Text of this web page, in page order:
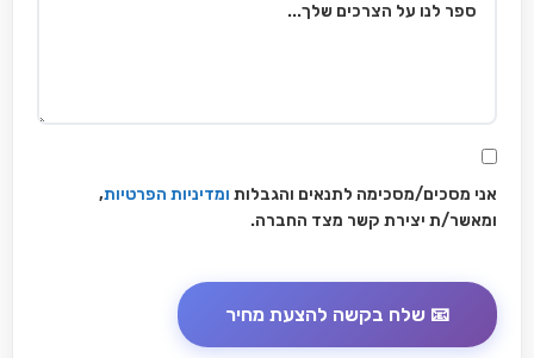
אני מסכים/מסכימה לתנאים והגבלות ומדיניות הפרטיות,
ומאשר/ת יצירת קשר מצד החברה.